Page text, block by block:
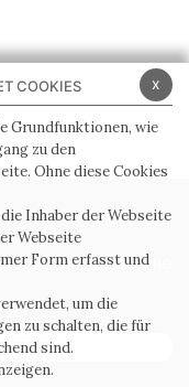
COOKIE POLICY
WHISTLEBLOWING
x
COOKIES
Grundfunktionen, wie
zu den
Ohne diese Cookies
Inhaber der Webseite
Webseite
Form erfasst und
um die
zu schalten, die für
sind.